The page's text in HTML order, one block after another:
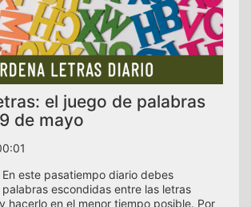
el juego de palabras
de mayo
este pasatiempo diario debes
escondidas entre las letras
hacerlo en el menor tiempo posible. Por